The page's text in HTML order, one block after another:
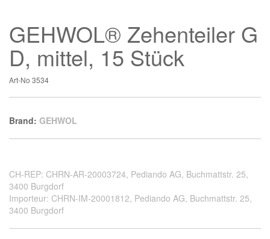
GEHWOL® Zehenteiler G
D, mittel, 15 Stück
Art-No 3534
Brand: GEHWOL
CH-REP: CHRN-AR-20003724, Pediando AG, Buchmattstr. 25,
3400 Burgdorf
Importeur: CHRN-IM-20001812, Pediando AG, Buchmattstr. 25,
3400 Burgdorf